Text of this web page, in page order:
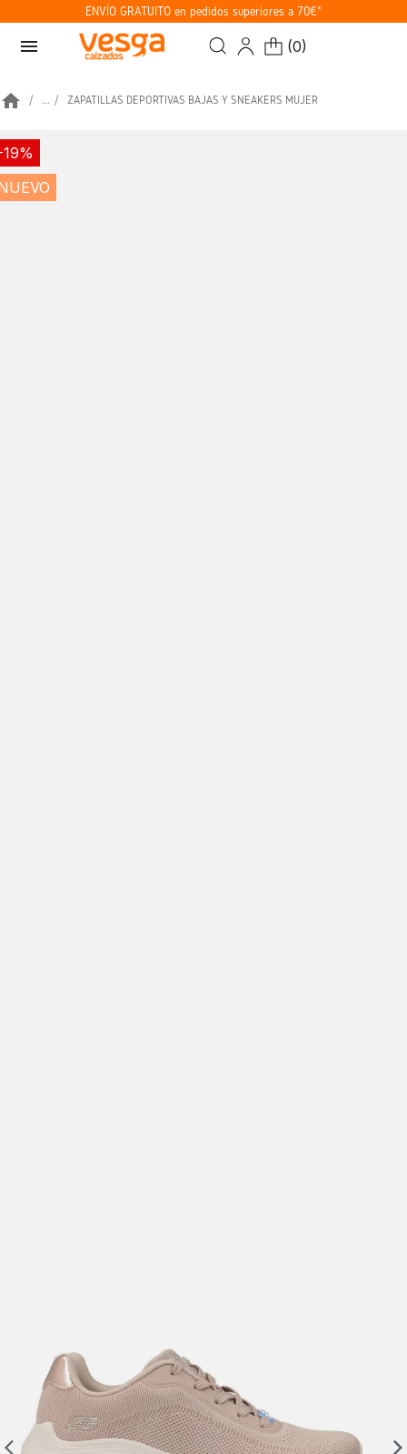
ENVÍO GRATUITO en pedidos superiores a 70€*
menu (0)
home ... ZAPATILLAS DEPORTIVAS BAJAS Y SNEAKERS MUJER